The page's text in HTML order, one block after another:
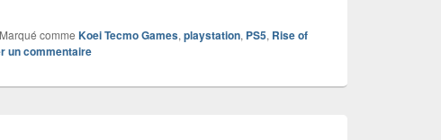
Marqué comme Koei Tecmo Games, playstation, PS5, Rise of
un commentaire